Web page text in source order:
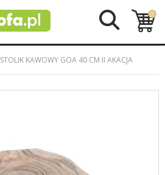
0
STOLIK KAWOWY GOA 40 CM II AKACJA